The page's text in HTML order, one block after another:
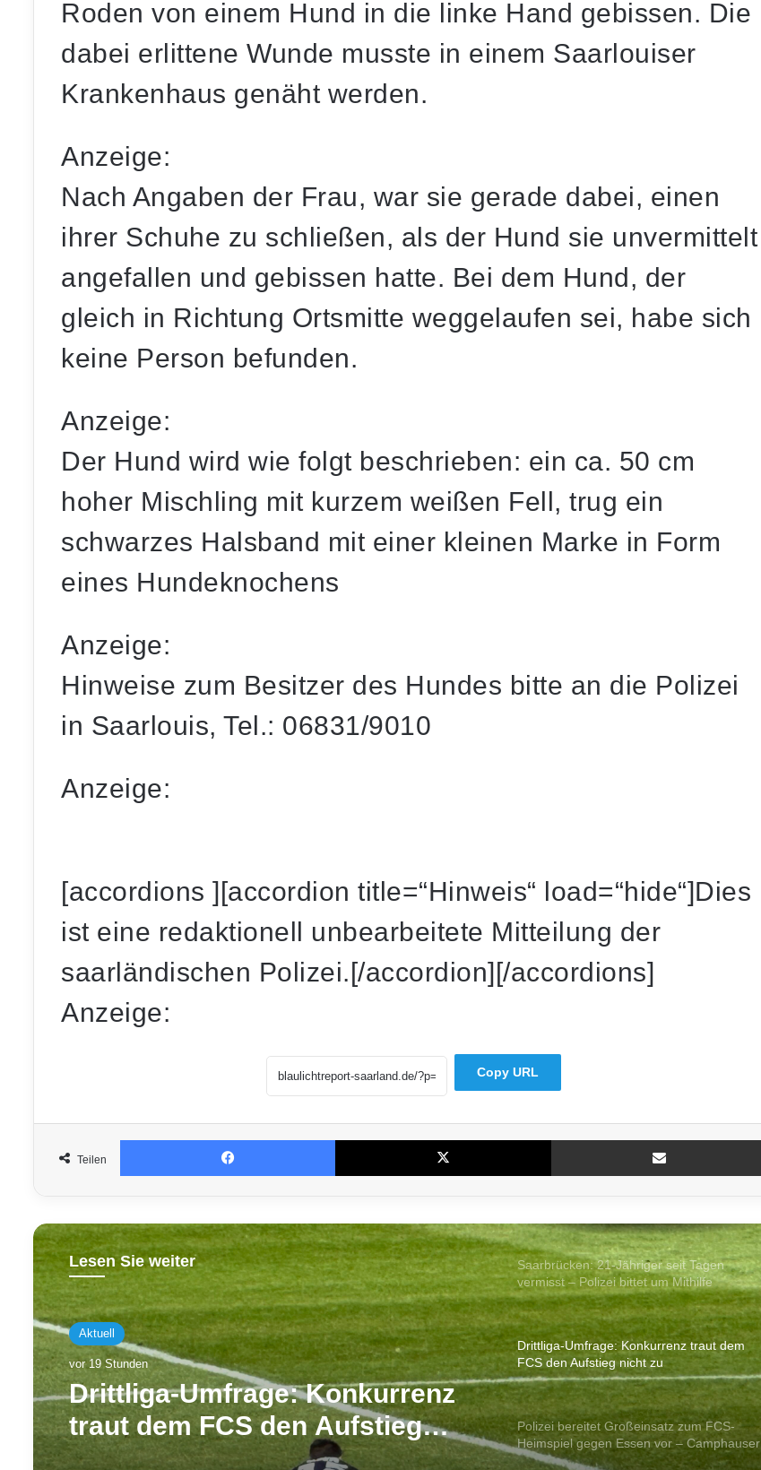
Roden von einem Hund in die linke Hand gebissen. Die
dabei erlittene Wunde musste in einem Saarlouiser
Krankenhaus genäht werden.
Anzeige:
Nach Angaben der Frau, war sie gerade dabei, einen
ihrer Schuhe zu schließen, als der Hund sie unvermittelt
angefallen und gebissen hatte. Bei dem Hund, der
gleich in Richtung Ortsmitte weggelaufen sei, habe sich
keine Person befunden.
Anzeige:
Der Hund wird wie folgt beschrieben: ein ca. 50 cm
hoher Mischling mit kurzem weißen Fell, trug ein
schwarzes Halsband mit einer kleinen Marke in Form
eines Hundeknochens
Anzeige:
Hinweise zum Besitzer des Hundes bitte an die Polizei
in Saarlouis, Tel.: 06831/9010
Anzeige:
[accordions ][accordion title=“Hinweis“ load=“hide“]Dies
ist eine redaktionell unbearbeitete Mitteilung der
saarländischen Polizei.[/accordion][/accordions]
Anzeige:
Copy URL
Teilen
Facebook X
Lesen Sie weiter
Aktuell
vor 19 Stunden
Drittliga-Umfrage: Konkurrenz
traut dem FCS den Aufstieg
nicht zu
Mysteriöser Vorfall am Weiher: Auto landet
Saarbrücken: 21-Jähriger seit Tagen
vermisst – Polizei bittet um Mithilfe
Drittliga-Umfrage: Konkurrenz traut dem
FCS den Aufstieg nicht zu
Polizei bereitet Großeinsatz zum FCS-
Heimspiel gegen Essen vor – Camphauser
voll gesperrt